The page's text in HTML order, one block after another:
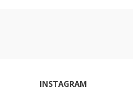
INSTAGRAM